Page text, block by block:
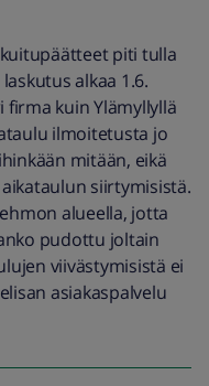
piti tulla
alkaa 1.6.
firma kuin Ylämyllyllä
ilmoitetusta jo
mitään, eikä
siirtymisistä.
alueella, jotta
pudottu joltain
viivästymisistä ei
asiakaspalvelu